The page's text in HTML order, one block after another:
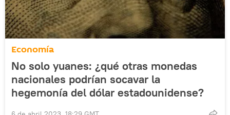
Economía
No solo yuanes: ¿qué otras monedas
nacionales podrían socavar la
hegemonía del dólar estadounidense?